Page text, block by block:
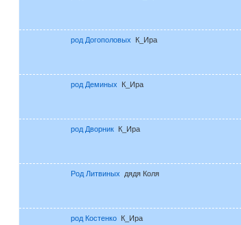
род Догополовых
К_Ира
род Деминых
К_Ира
род Дворник К_Ира
Род Литвиных
дядя Коля
род Костенко К_Ира